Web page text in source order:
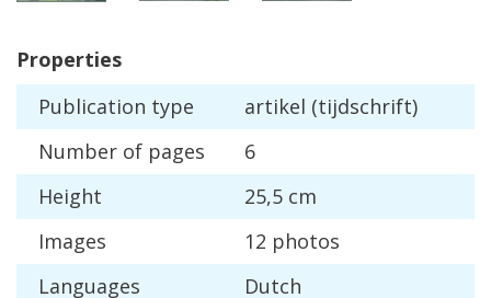
Properties
Publication type artikel (tijdschrift)
Number of pages
6
Height
25,5 cm
Images
12 photos
Languages
Dutch